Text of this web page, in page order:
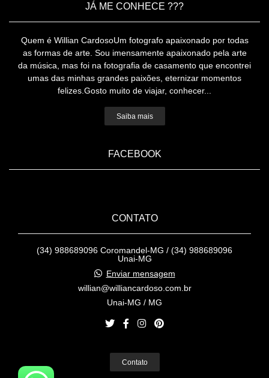
JÁ ME CONHECE ???
Quem é Willian CardosoUm fotografo apaixonado por todas
as formas de arte. Sou imensamente apaixonado pela arte
da música, mas foi na fotografia de casamento que encontrei
umas das minhas grandes paixões, eternizar momentos
felizes.Gosto muito de viajar, conhecer...
Saiba mais
FACEBOOK
CONTATO
(34) 988689096 Coromandel-MG / (34) 988689096
Unai-MG
Enviar mensagem
willian@williancardoso.com.br
Unai-MG / MG
Contato